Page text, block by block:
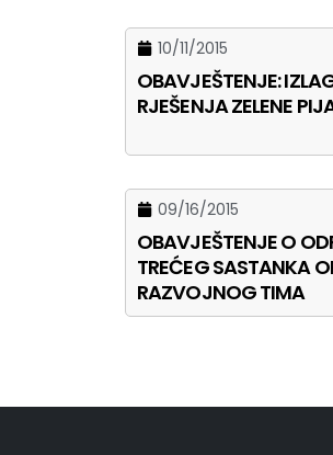
10/11/2015
OBAVJEŠTENJE:
RJEŠENJA ZELENE
09/16/2015
OBAVJEŠTENJE O
TREĆEG SASTANKA OPĆINSKOG
RAZVOJNOG TIMA